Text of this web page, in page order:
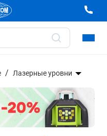
Лазерные уровни